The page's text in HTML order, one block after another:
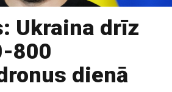
Ukraina drīz
800
dienā